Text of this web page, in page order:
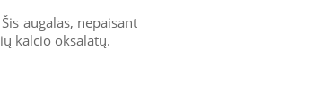
augalas, nepaisant
kalcio oksalatų.